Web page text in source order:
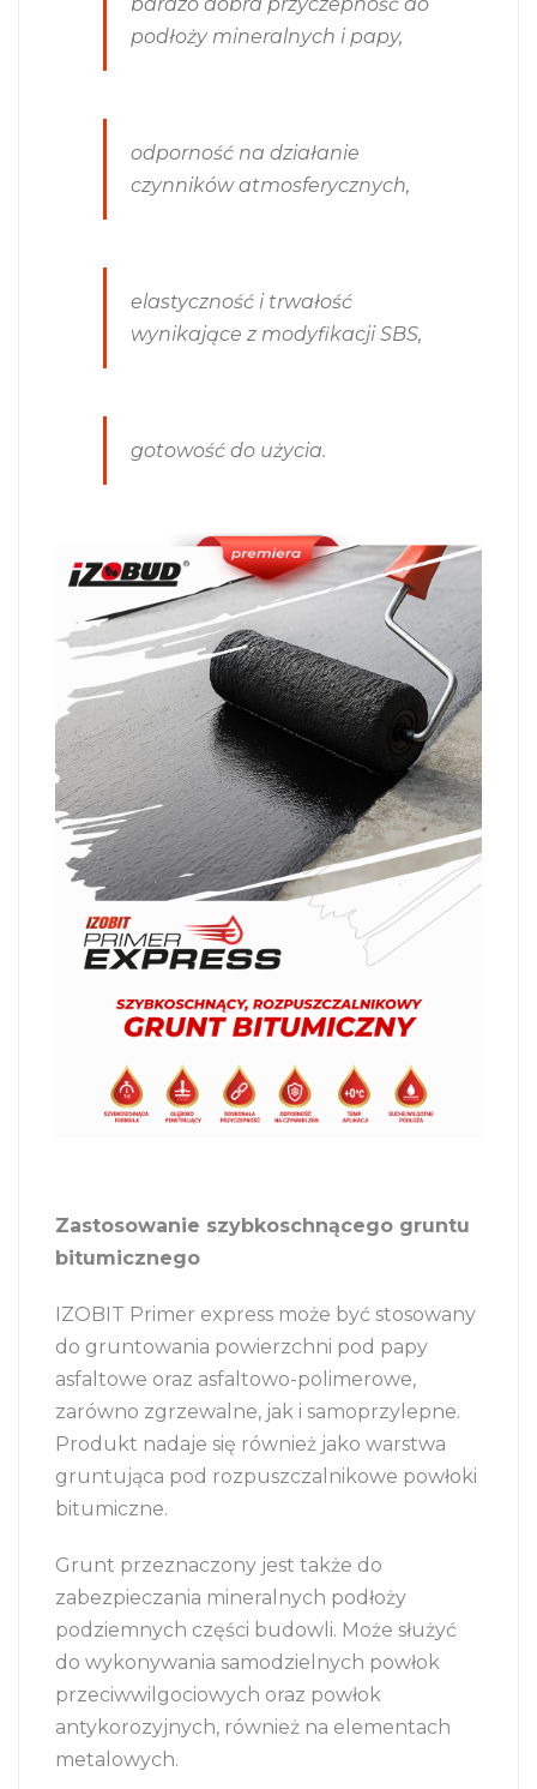
podłoży mineralnych i papy,
odporność na działanie
czynników atmosferycznych,
elastyczność i trwałość
wynikające z modyfikacji SBS,
gotowość do użycia.
Zastosowanie szybkoschnącego gruntu
bitumicznego
IZOBIT Primer express może być stosowany
do gruntowania powierzchni pod papy
asfaltowe oraz asfaltowo-polimerowe,
zarówno zgrzewalne, jak i samoprzylepne.
Produkt nadaje się również jako warstwa
gruntująca pod rozpuszczalnikowe powłoki
bitumiczne.
Grunt przeznaczony jest także do
zabezpieczania mineralnych podłoży
podziemnych części budowli. Może służyć
do wykonywania samodzielnych powłok
przeciwwilgociowych oraz powłok
antykorozyjnych, również na elementach
metalowych.